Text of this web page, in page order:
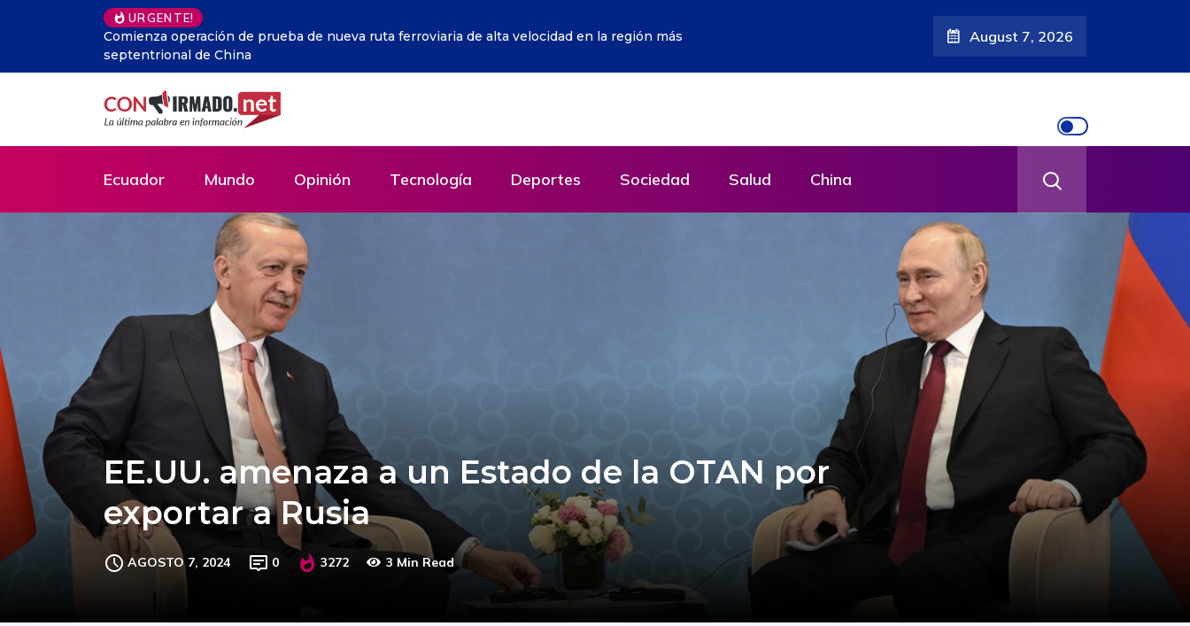
URGENTE!
Perú.- Humala critica la disparidad de la Justicia peruana y apunta que Fujimori sí recibió fondos
ilícitos a su campaña
August 7, 2026
Ecuador Mundo Opinión Tecnología Deportes Sociedad Salud China
EE.UU. amenaza a un Estado de la OTAN por
exportar a Rusia
AGOSTO 7, 2024 0 3272 3 Min Read